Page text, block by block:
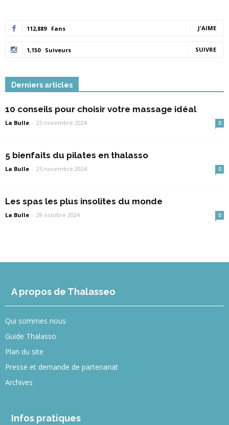
112,889 Fans J'AIME
1,150 Suiveurs SUIVRE
Derniers articles
10 conseils pour choisir votre massage idéal
La Bulle - 25 novembre 2024 0
5 bienfaits du pilates en thalasso
La Bulle - 25 novembre 2024 0
Les spas les plus insolites du monde
La Bulle - 29 octobre 2024 0
A propos de Thalasseo
Qui sommes nous
Guide Thalasso
Plan du site
Presse et demande de partenariat
Archives
Infos pratiques